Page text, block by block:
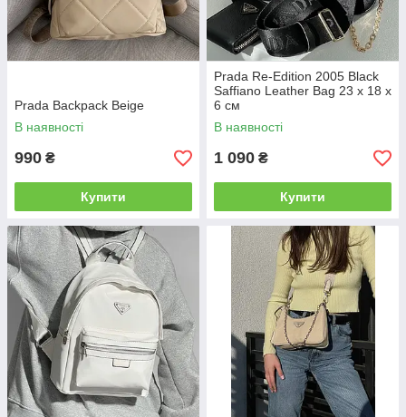
Prada Backpack Beige
В наявності
990 ₴
Купити
Prada Re-Edition 2005 Black
Saffiano Leather Bag 23 х 18 х
6 см
В наявності
1 090 ₴
Купити